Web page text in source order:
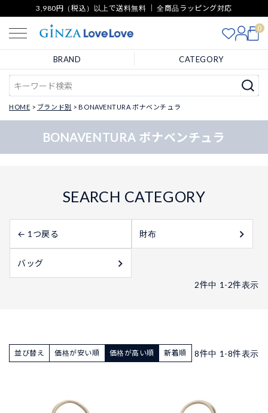
3,980円（税込）以上で送料無料 ｜ 全商品ラッピング対応
0
BRAND CATEGORY
HOME ブランド別 BONAVENTURA ボナベンチュラ
BONAVENTURA ボナベンチュラ
← 1つ戻る 財布
バッグ
2件中 1 -2件表示
並び替え 価格が安い順 価格が高い順 新着順 8件中 1 -8件表示